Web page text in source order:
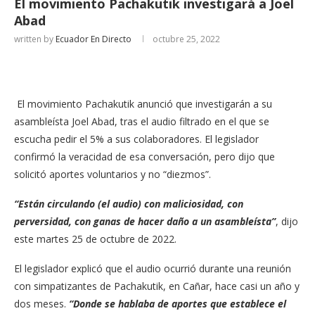
El movimiento Pachakutik investigará a Joel
Abad
written by Ecuador En Directo octubre 25, 2022
El movimiento Pachakutik anunció que investigarán a su
asambleísta Joel Abad, tras el audio filtrado en el que se
escucha pedir el 5% a sus colaboradores. El legislador
confirmó la veracidad de esa conversación, pero dijo que
solicitó aportes voluntarios y no “diezmos”.
“Están circulando (el audio) con maliciosidad, con
perversidad, con ganas de hacer daño a un asambleísta”, dijo
este martes 25 de octubre de 2022.
El legislador explicó que el audio ocurrió durante una reunión
con simpatizantes de Pachakutik, en Cañar, hace casi un año y
dos meses. “Donde se hablaba de aportes que establece el